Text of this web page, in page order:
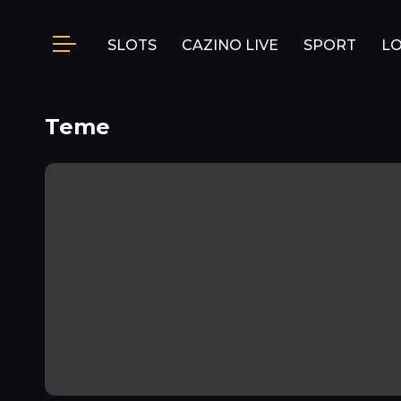
SLOTS CAZINO LIVE SPORT
Teme